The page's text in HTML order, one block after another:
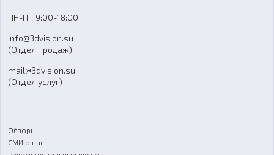
FAQ
ПН-ПТ 9:00-18:00
info@3dvision.su
(Отдел продаж)
mail@3dvision.su
(Отдел услуг)
Обзоры
СМИ о нас